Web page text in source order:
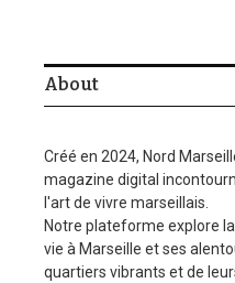
About
Créé en 2024, Nord
magazine digital
l'art de vivre marseillais.
Notre plateforme explore
vie à Marseille et ses
quartiers vibrants et de